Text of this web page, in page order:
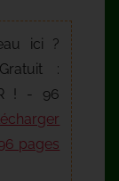
ici ?
:
! - 96
pages